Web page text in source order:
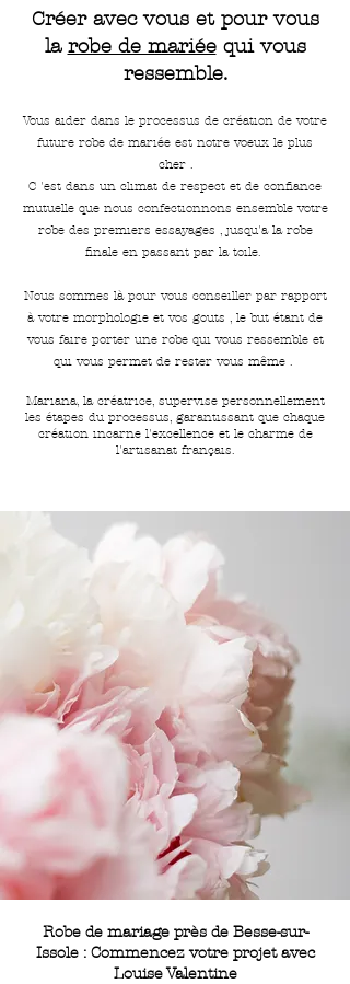
Créer avec vous et pour vous
la robe de mariéequi vous
ressemble.
Vous aider dans le processus de création de votre
future robe de mariée est notre voeux le plus
cher .
C 'est dans un climat de respect et de confiance
mutuelle que nous confectionnons ensemble votre
robe des premiers essayages , jusqu'a la robe
finale en passant par la toile.
Nous sommes là pour vous conseiller par rapport
à votre morphologie et vos gouts , le but étant de
vous faire porter une robe qui vous ressemble et
qui vous permet de rester vous même .
Mariana, la créatrice, supervise personnellement
les étapes du processus, garantissant que chaque
création incarne l'excellence et le charme de
l'artisanat français.
Robe de mariage près de Besse-sur-
Issole : Commencez votre projet avec
Louise Valentine